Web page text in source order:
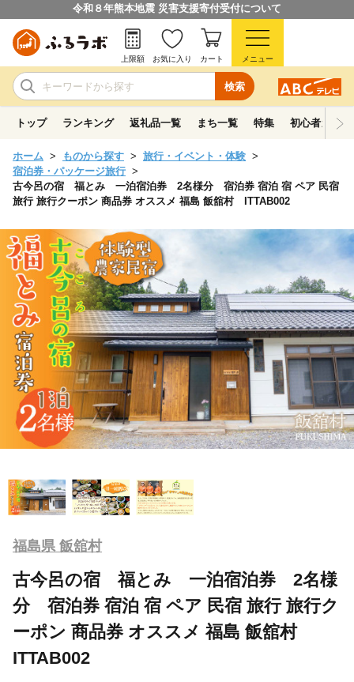
令和８年熊本地震 災害支援寄付受付について
検索
上限額 お気に入り カート メニュー
トップ ランキング 返礼品一覧 まち一覧 特集 初心者ガイド
ホーム ものから探す
旅行・イベント・体験
宿泊券・パッケージ旅行
古今呂の宿 福とみ 一泊宿泊券 2名様分 宿泊券 宿泊 宿 ペア 民宿
旅行 旅行クーポン 商品券 オススメ 福島 飯舘村 ITTAB002
福島県 飯舘村
古今呂の宿 福とみ 一泊宿泊券 2名様
分 宿泊券 宿泊 宿 ペア 民宿 旅行 旅行ク
ーポン 商品券 オススメ 福島 飯舘村
ITTAB002